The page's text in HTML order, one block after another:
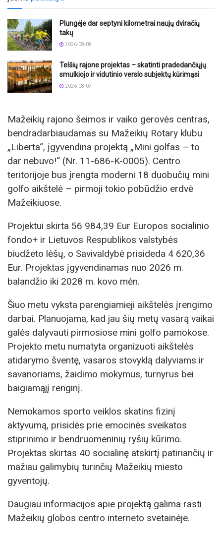
Plungėje dar septyni kilometrai naujų dviračių
takų
2026-08-08
Telšių rajone projektas – skatinti pradedančiųjų
smulkiojo ir vidutinio verslo subjektų kūrimąsi
2026-08-07
Mažeikių rajono šeimos ir vaiko gerovės centras,
bendradarbiaudamas su Mažeikių Rotary klubu
„Liberta“, įgyvendina projektą „Mini golfas – to
dar nebuvo!“ (Nr. 11-686-K-0005). Centro
teritorijoje bus įrengta moderni 18 duobučių mini
golfo aikštelė – pirmoji tokio pobūdžio erdvė
Mažeikiuose.
Projektui skirta 56 984,39 Eur Europos socialinio
fondo+ ir Lietuvos Respublikos valstybės
biudžeto lėšų, o Savivaldybė prisideda 4 620,36
Eur. Projektas įgyvendinamas nuo 2026 m.
balandžio iki 2028 m. kovo mėn.
Šiuo metu vyksta parengiamieji aikštelės įrengimo
darbai. Planuojama, kad jau šių metų vasarą vaikai
galės dalyvauti pirmosiose mini golfo pamokose.
Projekto metu numatyta organizuoti aikštelės
atidarymo šventę, vasaros stovyklą dalyviams ir
savanoriams, žaidimo mokymus, turnyrus bei
baigiamąjį renginį.
Nemokamos sporto veiklos skatins fizinį
aktyvumą, prisidės prie emocinės sveikatos
stiprinimo ir bendruomeninių ryšių kūrimo.
Projektas skirtas 40 socialinę atskirtį patiriančių ir
mažiau galimybių turinčių Mažeikių miesto
gyventojų.
Daugiau informacijos apie projektą galima rasti
Mažeikių globos centro interneto svetainėje.